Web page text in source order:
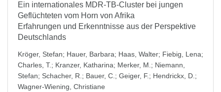
Ein internationales MDR-TB-Cluster bei jungen
Geflüchteten vom Horn von Afrika
Erfahrungen und Erkenntnisse aus der Perspektive
Deutschlands
Kröger, Stefan; Hauer, Barbara; Haas, Walter; Fiebig, Lena;
Charles, T.; Kranzer, Katharina; Merker, M. ; Niemann,
Stefan; Schacher, R. ; Bauer, C. ; Geiger, F. ; Hendrickx, D. ;
Wagner-Wiening, Christiane